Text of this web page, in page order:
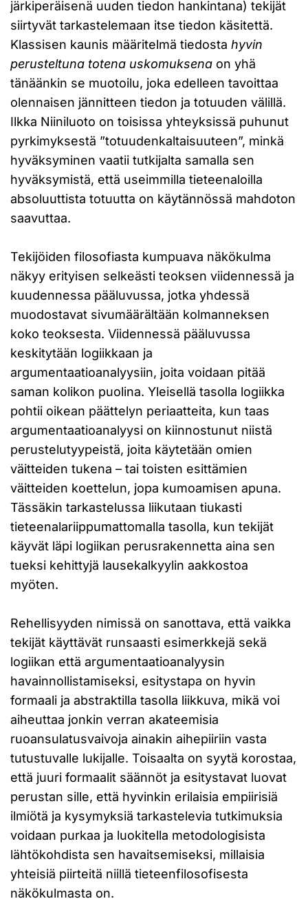
järkiperäisenä uuden tiedon hankintana) tekijät
siirtyvät tarkastelemaan itse tiedon käsitettä.
Klassisen kaunis määritelmä tiedosta hyvin
perusteltuna totena uskomuksena on yhä
tänäänkin se muotoilu, joka edelleen tavoittaa
olennaisen jännitteen tiedon ja totuuden välillä.
Ilkka Niiniluoto on toisissa yhteyksissä puhunut
pyrkimyksestä ”totuudenkaltaisuuteen”, minkä
hyväksyminen vaatii tutkijalta samalla sen
hyväksymistä, että useimmilla tieteenaloilla
absoluuttista totuutta on käytännössä mahdoton
saavuttaa.
Tekijöiden filosofiasta kumpuava näkökulma
näkyy erityisen selkeästi teoksen viidennessä ja
kuudennessa pääluvussa, jotka yhdessä
muodostavat sivumäärältään kolmanneksen
koko teoksesta. Viidennessä pääluvussa
keskitytään logiikkaan ja
argumentaatioanalyysiin, joita voidaan pitää
saman kolikon puolina. Yleisellä tasolla logiikka
pohtii oikean päättelyn periaatteita, kun taas
argumentaatioanalyysi on kiinnostunut niistä
perustelutyypeistä, joita käytetään omien
väitteiden tukena – tai toisten esittämien
väitteiden koettelun, jopa kumoamisen apuna.
Tässäkin tarkastelussa liikutaan tiukasti
tieteenalariippumattomalla tasolla, kun tekijät
käyvät läpi logiikan perusrakennetta aina sen
tueksi kehittyjä lausekalkyylin aakkostoa
myöten.
Rehellisyyden nimissä on sanottava, että vaikka
tekijät käyttävät runsaasti esimerkkejä sekä
logiikan että argumentaatioanalyysin
havainnollistamiseksi, esitystapa on hyvin
formaali ja abstraktilla tasolla liikkuva, mikä voi
aiheuttaa jonkin verran akateemisia
ruoansulatusvaivoja ainakin aihepiiriin vasta
tutustuvalle lukijalle. Toisaalta on syytä korostaa,
että juuri formaalit säännöt ja esitystavat luovat
perustan sille, että hyvinkin erilaisia empiirisiä
ilmiötä ja kysymyksiä tarkastelevia tutkimuksia
voidaan purkaa ja luokitella metodologisista
lähtökohdista sen havaitsemiseksi, millaisia
yhteisiä piirteitä niillä tieteenfilosofisesta
näkökulmasta on.